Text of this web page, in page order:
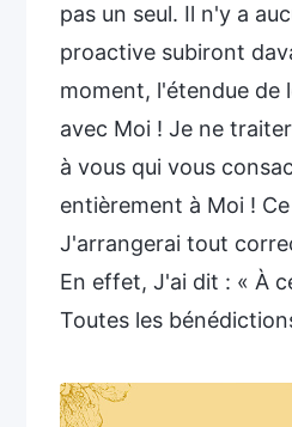
pas un seul. Il n'y a
proactive subiront
moment, l'étendue de
avec Moi ! Je ne
à vous qui vous
entièrement à Moi !
J'arrangerai tout
En effet, J'ai dit : « À
Toutes les